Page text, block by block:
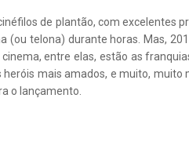
de plantão, com excelentes
(ou telona) durante horas. Mas,
entre elas, estão as
mais amados, e muito, muito
o lançamento.